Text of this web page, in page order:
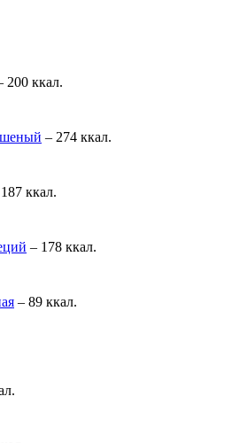
200 ккал.
– 274 ккал.
ккал.
– 178 ккал.
– 89 ккал.